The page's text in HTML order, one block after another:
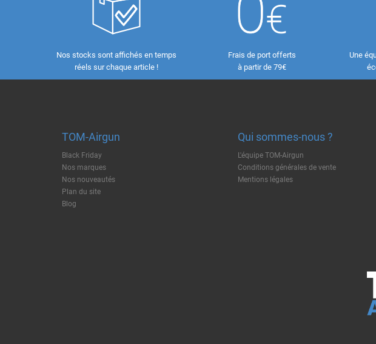
Nos stocks sont affichés en temps
réels sur chaque article !
Frais de port offerts
à partir de 79€
Une
TOM-Airgun
Black Friday
Nos marques
Nos nouveautés
Plan du site
Blog
Qui sommes-nous ?
L'équipe TOM-Airgun
Conditions générales de vente
Mentions légales